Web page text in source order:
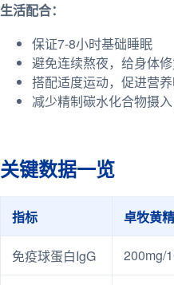
生活配合：
保证7-8小时基础睡眠
避免连续熬夜，给身体
搭配适度运动，促进营
减少精制碳水化合物摄
关键数据一览
指标 卓牧黄
免疫球蛋白IgG 200mg/